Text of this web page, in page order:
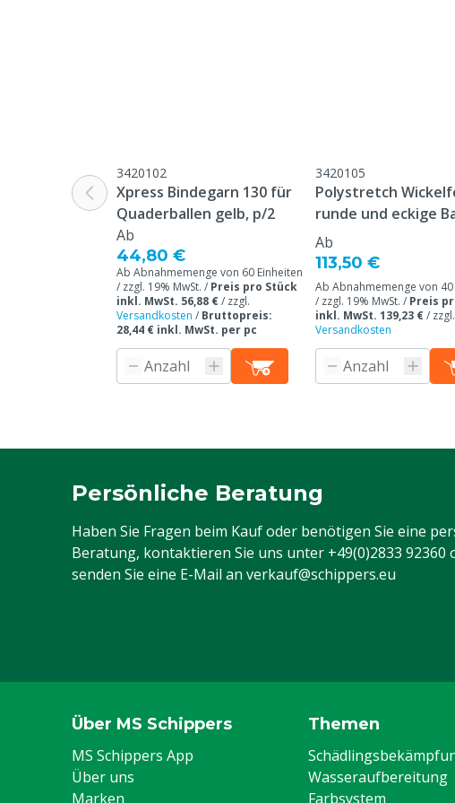
3420102
Xpress Bindegarn 130 für
Quaderballen gelb, p/2
Ab
44,80 €
Ab Abnahmemenge von 60 Einheiten
/ zzgl. 19% MwSt. / Preis pro Stück
inkl. MwSt. 56,88 €/ zzgl.
Versandkosten / Bruttopreis:
28,44 € inkl. MwSt. per pc
3420105
Polystretch
runde und eckige
25my 0,75 x 1500 m
Ab
113,50 €
Ab Abnahmemenge von 40
/ zzgl. 19% MwSt. / Preis
inkl. MwSt. 139,23 €/ zzgl.
Versandkosten
Persönliche Beratung
Haben Sie Fragen beim Kauf oder benötigen Sie eine
Beratung, kontaktieren Sie uns unter +49(0)2833 92360
senden Sie eine E-Mail an verkauf@schippers.eu
Über MS Schippers
MS Schippers App
Über uns
Marken
Themen
Wasseraufbereitung
Farbsystem